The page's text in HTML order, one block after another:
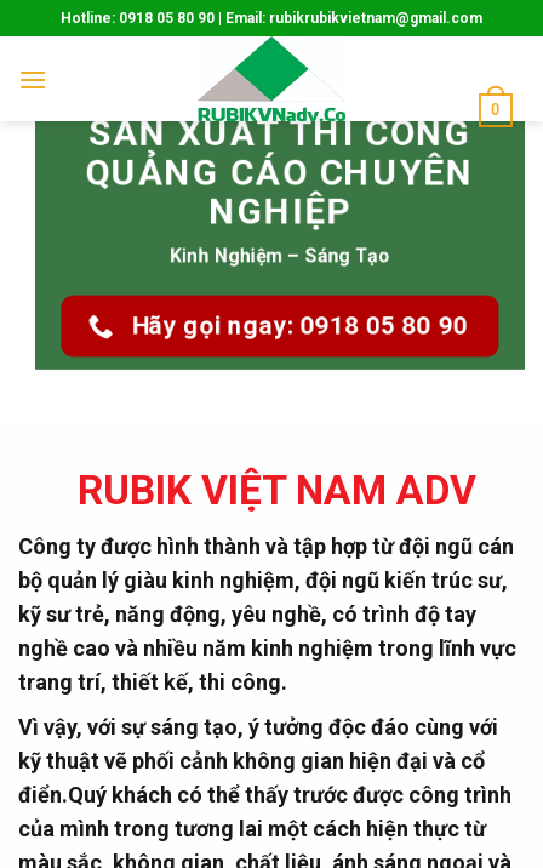
to
content
Hotline: 0918 05 80 90 | Email: rubikrubikvietnam@gmail.com
0
SẢN XUẤT THI CÔNG
QUẢNG CÁO CHUYÊN
NGHIỆP
Kinh Nghiệm – Sáng Tạo
Hãy gọi ngay: 0918 05 80 90
RUBIK VIỆT NAM ADV
Công ty được hình thành và tập hợp từ đội ngũ cán
bộ quản lý giàu kinh nghiệm, đội ngũ kiến trúc sư,
kỹ sư trẻ, năng động, yêu nghề, có trình độ tay
nghề cao và nhiều năm kinh nghiệm trong lĩnh vực
trang trí, thiết kế, thi công.
Vì vậy, với sự sáng tạo, ý tưởng độc đáo cùng với
kỹ thuật vẽ phối cảnh không gian hiện đại và cổ
điển.Quý khách có thể thấy trước được công trình
của mình trong tương lai một cách hiện thực từ
màu sắc, không gian, chất liệu, ánh sáng ngoại và